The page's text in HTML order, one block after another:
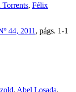
, Félix
44, 2011 , págs. 1-1
, Abel Losada,